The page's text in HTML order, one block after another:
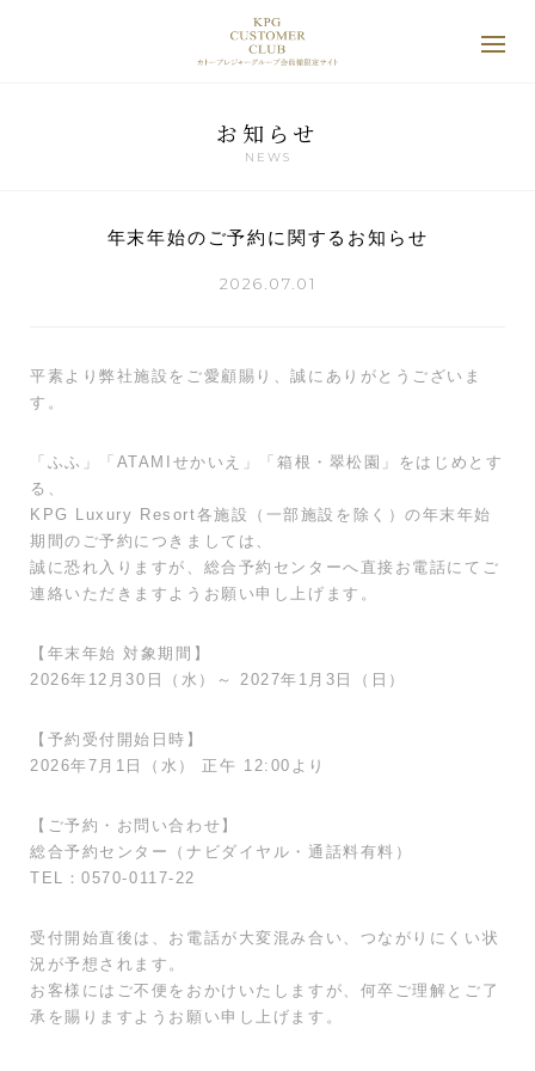
お知らせ
NEWS
年末年始のご予約に関するお知らせ
2026.07.01
平素より弊社施設をご愛顧賜り、誠にありがとうございま
す。
「ふふ」「ATAMIせかいえ」「箱根・翠松園」をはじめとす
る、
KPG Luxury Resort各施設（一部施設を除く）の年末年始
期間のご予約につきましては、
誠に恐れ入りますが、総合予約センターへ直接お電話にてご
連絡いただきますようお願い申し上げます。
【年末年始 対象期間】
2026年12月30日（水）～ 2027年1月3日（日）
【予約受付開始日時】
2026年7月1日（水） 正午 12:00より
【ご予約・お問い合わせ】
総合予約センター（ナビダイヤル・通話料有料）
TEL：0570-0117-22
受付開始直後は、お電話が大変混み合い、つながりにくい状
況が予想されます。
お客様にはご不便をおかけいたしますが、何卒ご理解とご了
承を賜りますようお願い申し上げます。